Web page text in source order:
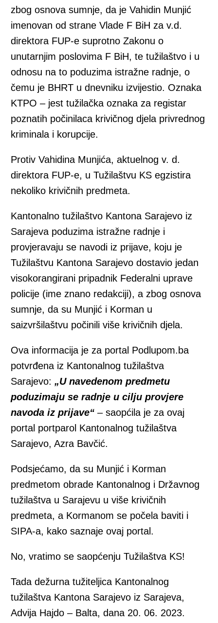
zbog osnova sumnje, da je Vahidin Munjić
imenovan od strane Vlade F BiH za v.d.
direktora FUP-e suprotno Zakonu o
unutarnjim poslovima F BiH, te tužilaštvo i u
odnosu na to poduzima istražne radnje, o
čemu je BHRT u dnevniku izvijestio. Oznaka
KTPO – jest tužilačka oznaka za registar
poznatih počinilaca krivičnog djela privrednog
kriminala i korupcije.
Protiv Vahidina Munjića, aktuelnog v. d.
direktora FUP-e, u Tužilaštvu KS egzistira
nekoliko krivičnih predmeta.
Kantonalno tužilaštvo Kantona Sarajevo iz
Sarajeva poduzima istražne radnje i
provjeravaju se navodi iz prijave, koju je
Tužilaštvu Kantona Sarajevo dostavio jedan
visokorangirani pripadnik Federalni uprave
policije (ime znano redakciji), a zbog osnova
sumnje, da su Munjić i Korman u
saizvršilaštvu počinili više krivičnih djela.
Ova informacija je za portal Podlupom.ba
potvrđena iz Kantonalnog tužilaštva
Sarajevo:„U navedenom predmetu
poduzimaju se radnje u cilju provjere
navoda iz prijave“ – saopćila je za ovaj
portal portparol Kantonalnog tužilaštva
Sarajevo, Azra Bavčić.
Podsjećamo, da su Munjić i Korman
predmetom obrade Kantonalnog i Državnog
tužilaštva u Sarajevu u više krivičnih
predmeta, a Kormanom se počela baviti i
SIPA-a, kako saznaje ovaj portal.
No, vratimo se saopćenju Tužilaštva KS!
Tada dežurna tužiteljica Kantonalnog
tužilaštva Kantona Sarajevo iz Sarajeva,
Advija Hajdo – Balta, dana 20. 06. 2023.